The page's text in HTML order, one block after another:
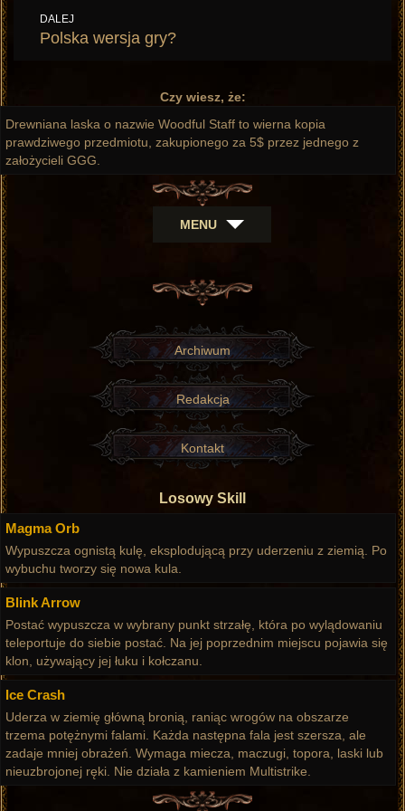
DALEJ
Następny
Polska wersja gry?
Czy wiesz, że:
Drewniana laska o nazwie Woodful Staff to wierna kopia
prawdziwego przedmiotu, zakupionego za 5$ przez jednego z
założycieli GGG.
MENU
Archiwum
Redakcja
Kontakt
Losowy Skill
Magma Orb
Wypuszcza ognistą kulę, eksplodującą przy uderzeniu z ziemią. Po
wybuchu tworzy się nowa kula.
Blink Arrow
Postać wypuszcza w wybrany punkt strzałę, która po wylądowaniu
teleportuje do siebie postać. Na jej poprzednim miejscu pojawia się
klon, używający jej łuku i kołczanu.
Ice Crash
Uderza w ziemię główną bronią, raniąc wrogów na obszarze
trzema potężnymi falami. Każda następna fala jest szersza, ale
zadaje mniej obrażeń. Wymaga miecza, maczugi, topora, laski lub
nieuzbrojonej ręki. Nie działa z kamieniem Multistrike.